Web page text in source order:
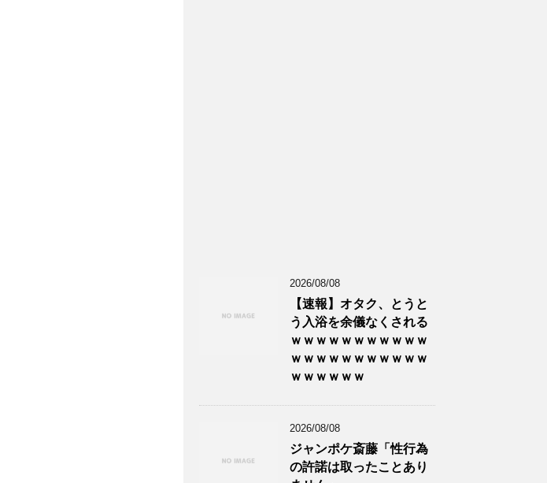
2026/08/08
【速報】オタク、とうと
う入浴を余儀なくされる
ｗｗｗｗｗｗｗｗｗｗｗ
ｗｗｗｗｗｗｗｗｗｗｗ
ｗｗｗｗｗｗ
2026/08/08
ジャンポケ斎藤「性行為
の許諾は取ったことあり